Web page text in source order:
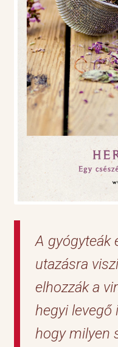
A gyógyteák
utazásra
elhozzák a
hegyi levegő
hogy milyen